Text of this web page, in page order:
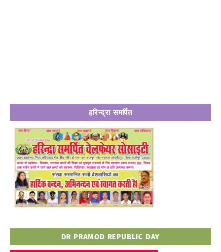
हरिन्द्रा समर्पित
DR PRAMOD REPUBLIC DAY